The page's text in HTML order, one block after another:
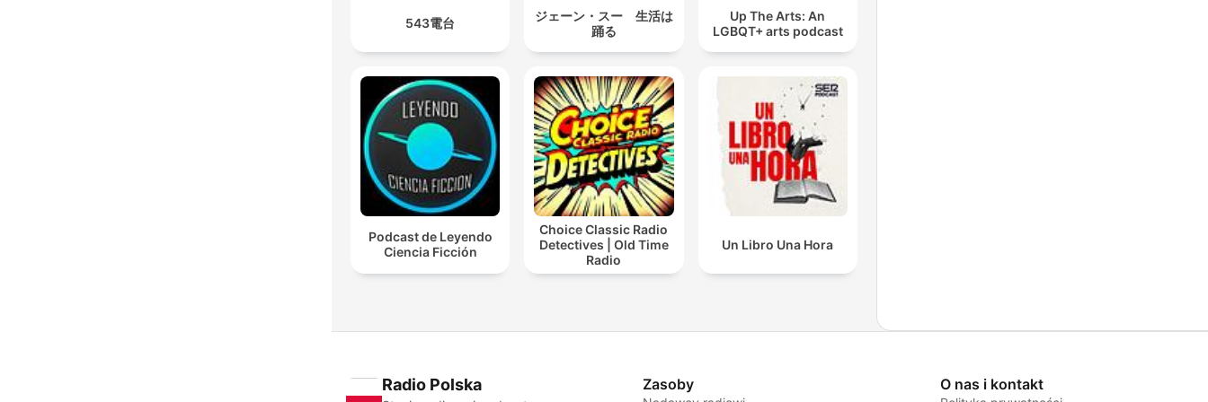
543電台
ジェーン・スー 生活は
踊る
Up The Arts: An
LGBQT+ arts podcast
Podcast de Leyendo
Ciencia Ficción
Choice Classic Radio
Detectives | Old Time
Radio
Un Libro Una Hora
Radio Polska Zasoby O nas i kontakt